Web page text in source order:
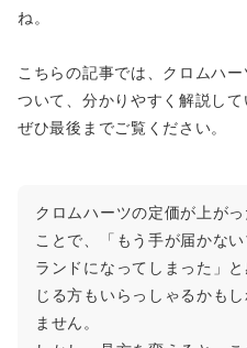
ね。
こちらの記事では、クロムハ
ついて、分かりやすく解説して
ぜひ最後までご覧ください。
クロムハーツの定価が上がっ
ことで、「もう手が届かな
ランドになってしまった」
じる方もいらっしゃるかも
ません。